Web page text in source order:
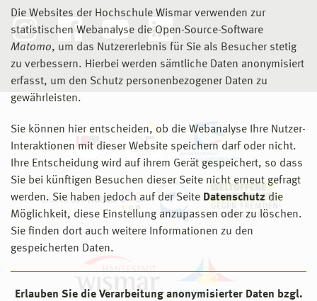
Die Websites der Hochschule Wismar verwenden zur
statistischen Webanalyse die Open-Source-Software
Matomo, um das Nutzererlebnis für Sie als Besucher stetig
zu verbessern. Hierbei werden sämtliche Daten anonymisiert
erfasst, um den Schutz personenbezogener Daten zu
gewährleisten.
Sie können hier entscheiden, ob die Webanalyse Ihre Nutzer-
Interaktionen mit dieser Website speichern darf oder nicht.
Ihre Entscheidung wird auf ihrem Gerät gespeichert, so dass
Sie bei künftigen Besuchen dieser Seite nicht erneut gefragt
werden. Sie haben jedoch auf der Seite Datenschutz die
Möglichkeit, diese Einstellung anzupassen oder zu löschen.
Sie finden dort auch weitere Informationen zu den
gespeicherten Daten.
Erlauben Sie die Verarbeitung anonymisierter Daten bzgl.